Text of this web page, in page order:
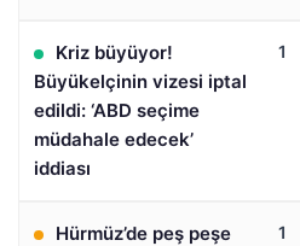
Kriz büyüyor!
Büyükelçinin vizesi iptal
edildi: ‘ABD seçime
müdahale edecek’
iddiası
1
Hürmüz’de peş peşe
1